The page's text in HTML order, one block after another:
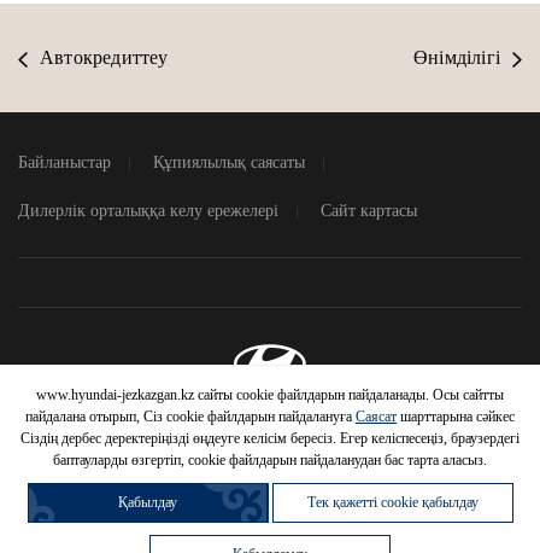
Автокредиттеу Өнімділігі
Байланыстар Құпиялылық саясаты
Дилерлік орталыққа келу ережелері Сайт картасы
© 2026 Hyundai Motor Company
www.hyundai-jezkazgan.kz сайты cookie файлдарын пайдаланады. Осы сайтты
пайдалана отырып, Сіз cookie файлдарын пайдалануға Саясат шарттарына сәйкес
Сіздің дербес деректеріңізді өңдеуге келісім бересіз. Егер келіспесеңіз, браузердегі
баптауларды өзгертіп, cookie файлдарын пайдаланудан бас тарта аласыз.
Қабылдау Тек қажетті cookie қабылдау
АВТОМОБИЛЬДЕРІНЕ
ТИІМДІ ШАРТТАР
Шарттарды білу